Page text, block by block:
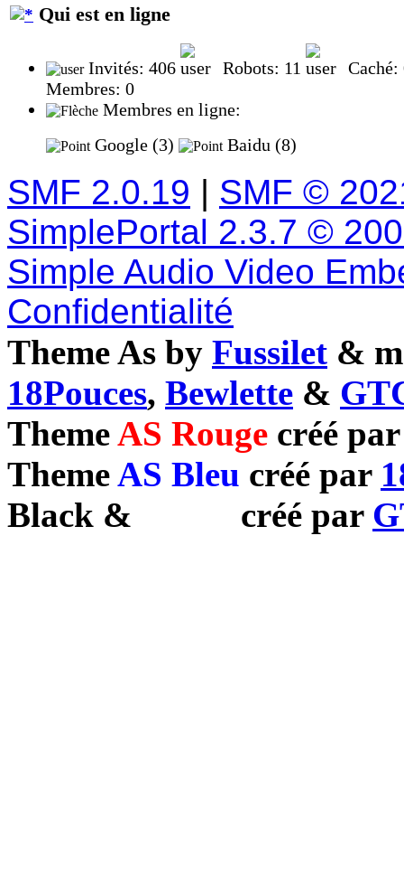
Qui est en ligne
Invités: 406 Robots: 11
Membres: 0
Membres en ligne:
Google (3)
Baidu (8)
SMF 2.0.19 | SMF ©
SimplePortal 2.3.7 ©
Simple Audio Video
Confidentialité
Theme As by Fussilet &
18Pouces, Bewlette &
ThemeAS Rouge créé
ThemeAS Bleu créé par
Black & créé par